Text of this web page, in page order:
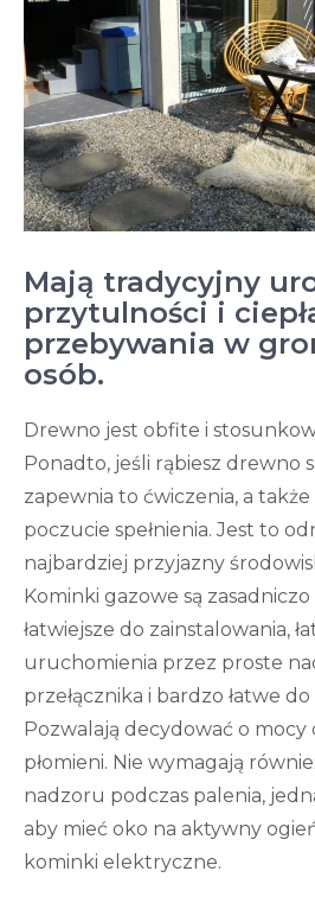
Mają tradycyjny
przytulności i
przebywania w
osób.
Drewno jest obfite i
Ponadto, jeśli rąbiesz drewno
zapewnia to ćwiczenia, a
poczucie spełnienia. Jest to
najbardziej przyjazny
Kominki gazowe są zasadniczo
łatwiejsze do zainstalowania,
uruchomienia przez proste
przełącznika i bardzo łatwe do
Pozwalają decydować o mocy
płomieni. Nie wymagają
nadzoru podczas palenia,
aby mieć oko na aktywny
kominki elektryczne.